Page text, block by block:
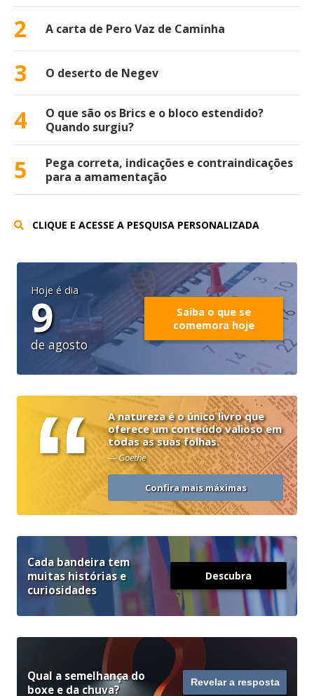
2 A carta de Pero Vaz de Caminha
3 O deserto de Negev
4
O que são os Brics e o bloco estendido?
Quando surgiu?
5
Pega correta, indicações e contraindicações
para a amamentação
CLIQUE E ACESSE A PESQUISA PERSONALIZADA
Hoje é dia
9
de agosto
Saiba o que se
comemora hoje
“
A natureza é o único livro que
oferece um conteúdo valioso em
todas as suas folhas.
— Goethe
Confira mais máximas
Cada bandeira tem
muitas histórias e
curiosidades
Descubra
Qual a semelhança do
boxe e da chuva?
Revelar a resposta